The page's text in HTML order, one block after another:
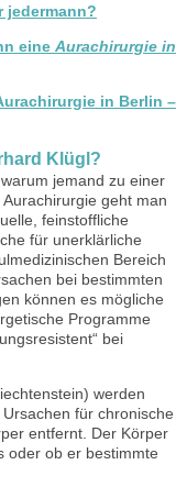
jedermann?
eine Aurachirurgie in
in Berlin –
Klügl?
jemand zu einer
geht man
feinstoffliche
für unerklärliche
Bereich
bei bestimmten
können es mögliche
Programme
bei
werden
für chronische
entfernt. Der Körper
oder ob er bestimmte